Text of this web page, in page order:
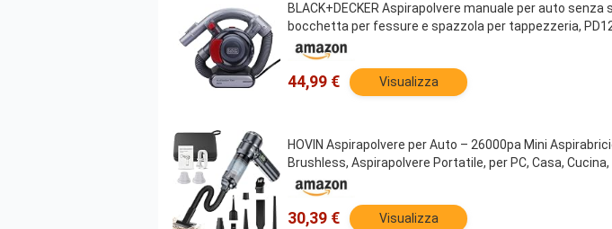
BLACK+DECKER Aspirapolvere manuale per auto
bocchetta per fessure e spazzola per tappezzeria,
44,99 € Visualizza
HOVIN Aspirapolvere per Auto – 26000pa Mini
Brushless, Aspirapolvere Portatile, per PC, Casa,
30,39 € Visualizza